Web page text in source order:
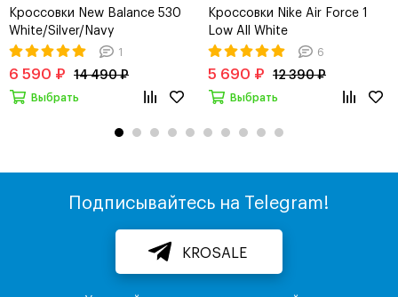
Кроссовки New Balance 530
White/Silver/Navy
1
6 590 ₽ 14 490 ₽
Выбрать
Кроссовки Nike Air Force 1
Low All White
6
5 690 ₽ 12 390 ₽
Выбрать
Подписывайтесь на Telegram!
KROSALE